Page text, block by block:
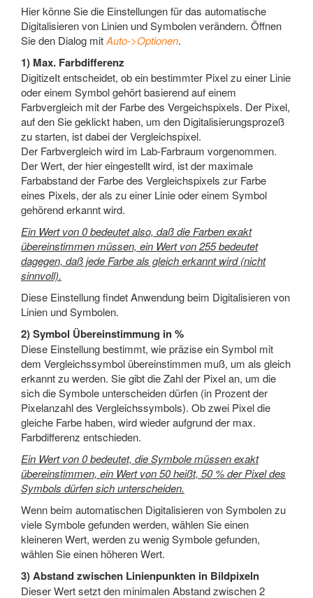
Hier könne Sie die Einstellungen für das automatische
Digitalisieren von Linien und Symbolen verändern. Öffnen
Sie den Dialog mitAuto->Optionen.
1) Max. Farbdifferenz
DigitizeIt entscheidet, ob ein bestimmter Pixel zu einer Linie
oder einem Symbol gehört basierend auf einem
Farbvergleich mit der Farbe des Vergeichspixels. Der Pixel,
auf den Sie geklickt haben, um den Digitalisierungsprozeß
zu starten, ist dabei der Vergleichspixel.
Der Farbvergleich wird im Lab-Farbraum vorgenommen.
Der Wert, der hier eingestellt wird, ist der maximale
Farbabstand der Farbe des Vergleichspixels zur Farbe
eines Pixels, der als zu einer Linie oder einem Symbol
gehörend erkannt wird.
Ein Wert von 0 bedeutet also, daß die Farben exakt
übereinstimmen müssen, ein Wert von 255 bedeutet
dagegen, daß jede Farbe als gleich erkannt wird (nicht
sinnvoll).
Diese Einstellung findet Anwendung beim Digitalisieren von
Linien und Symbolen.
2) Symbol Übereinstimmung in %
Diese Einstellung bestimmt, wie präzise ein Symbol mit
dem Vergleichssymbol übereinstimmen muß, um als gleich
erkannt zu werden. Sie gibt die Zahl der Pixel an, um die
sich die Symbole unterscheiden dürfen (in Prozent der
Pixelanzahl des Vergleichssymbols). Ob zwei Pixel die
gleiche Farbe haben, wird wieder aufgrund der max.
Farbdifferenz entschieden.
Ein Wert von 0 bedeutet, die Symbole müssen exakt
übereinstimmen, ein Wert von 50 heißt, 50 % der Pixel des
Symbols dürfen sich unterscheiden.
Wenn beim automatischen Digitalisieren von Symbolen zu
viele Symbole gefunden werden, wählen Sie einen
kleineren Wert, werden zu wenig Symbole gefunden,
wählen Sie einen höheren Wert.
3) Abstand zwischen Linienpunkten in Bildpixeln
Dieser Wert setzt den minimalen Abstand zwischen 2